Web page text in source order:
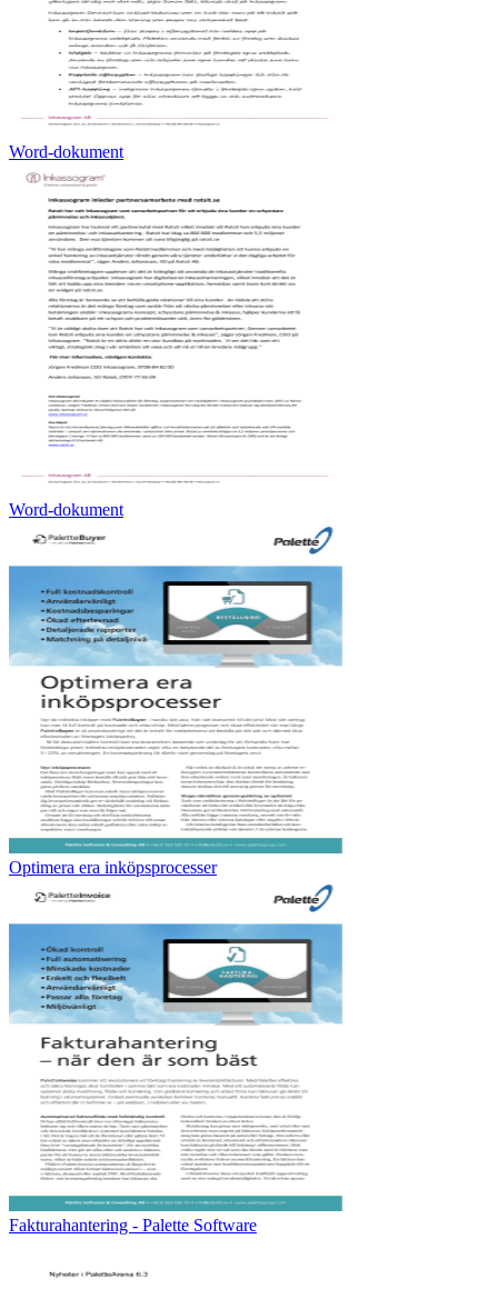
Word-dokument
Word-dokument
Optimera era inköpsprocesser
Fakturahantering - Palette Software